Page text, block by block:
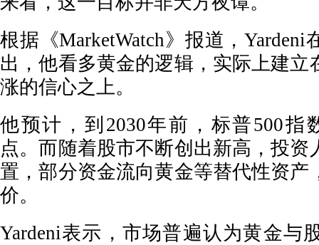
根据《MarketWatch》报道，
出，他看多黄金的逻辑，实际上建立
涨的信心之上。
他预计，到2030年前，标普500指
点。而随着股市不断创出新高，投资
置，部分资金流向黄金等替代性资产
价。
Yardeni表示，市场普遍认为黄金与